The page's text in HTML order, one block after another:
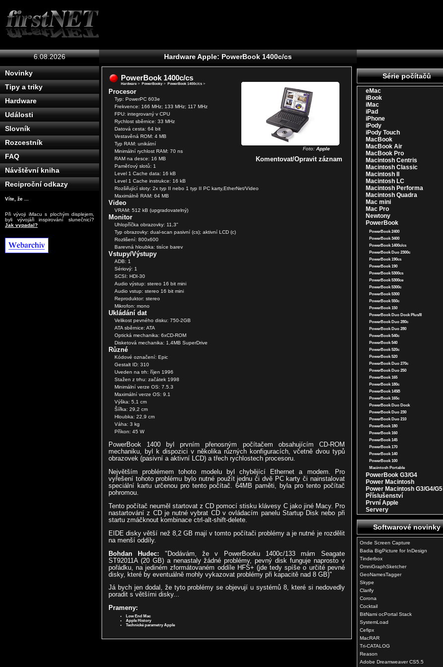
6.08.2026
Novinky
Tipy a triky
Hardware
Události
Slovník
Rozcestník
FAQ
Návštěvní kniha
Reciproční odkazy
Víte, že ...
Při vývoji iMacu s plochým displejem,
byli vývojáři inspirování slunečnicí?
Jak vypadal?
Hardware Apple: PowerBook 1400c/cs
PowerBook 1400c/cs
Hardware> PowerBooky> PowerBook 1400c/cs>
Foto: Apple
Komentovat/Opravit záznam
Procesor
Typ: PowerPC 603e
Frekvence: 166 MHz; 133 MHz; 117 MHz
FPU: integrovaný v CPU
Rychlost sběrnice: 33 MHz
Datová cesta: 64 bit
Vestavěná ROM: 4 MB
Typ RAM: unikátní
Minimální rychlost RAM: 70 ns
RAM na desce: 16 MB
Paměťový slotů: 1
Level 1 Cache data: 16 kB
Level 1 Cache instrukce: 16 kB
Rozšiřující sloty: 2x typ II nebo 1 typ II PC karty,EtherNet/Video
Maximálně RAM: 64 MB
Video
VRAM: 512 kB (upgradovatelný)
Monitor
Uhlopříčka obrazovky: 11,3"
Typ obrazovky: dual-scan pasivní (cs); aktivní LCD (c)
Rozlišení: 800x600
Barevná hloubka: tisíce barev
Vstupy/Výstupy
ADB: 1
Sériový: 1
SCSI: HDI-30
Audio výstup: stereo 16 bit mini
Audio vstup: stereo 16 bit mini
Reproduktor: stereo
Mikrofon: mono
Ukládání dat
Velikost pevného disku: 750-2GB
ATA sběrnice: ATA
Optická mechanika: 6xCD-ROM
Disketová mechanika: 1,4MB SuperDrive
Různé
Kódové označení: Epic
Gestalt ID: 310
Uveden na trh: říjen 1996
Stažen z trhu: začátek 1998
Minimální verze OS: 7.5.3
Maximální verze OS: 9.1
Výška: 5,1 cm
Šířka: 29,2 cm
Hloubka: 22,9 cm
Váha: 3 kg
Příkon: 45 W
PowerBook 1400 byl prvním přenosným počítačem obsahujícím CD-ROM
mechaniku, byl k dispozici v několika různých konfiguracích, včetně dvou typů
obrazovek (pasivní a aktivní LCD) a třech rychlostech procesoru.
Největším problémem tohoto modelu byl chybějící Ethernet a modem. Pro
vyřešení tohoto problému bylo nutné použít jednu či dvě PC karty či nainstalovat
speciální kartu určenou pro tento počítač. 64MB paměti, byla pro tento počítač
pohromou.
Tento počítač neuměl startovat z CD pomocí stisku klávesy C jako jiné Macy. Pro
nastartování z CD je nutné vybrat CD v ovládacím panelu Startup Disk nebo při
startu zmáčknout kombinace ctrl-alt-shift-delete.
EIDE disky větší než 8,2 GB mají v tomto počítači problémy a je nutné je rozdělit
na menší oddíly.
Bohdan Hudec: "Dodávám, že v PowerBooku 1400c/133 mám Seagate
ST92011A (20 GB) a nenastaly žádné problémy, pevný disk funguje naprosto v
pořádku, na jediném zformátovaném oddíle HFS+ (jde tedy spíše o určité pevné
disky, které by eventuálně mohly vykazovat problémy při kapacitě nad 8 GB)"
Já bych jen dodal, že tyto problémy se objevují u systémů 8, které si nedovedly
poradit s většími disky...
Prameny:
Low End Mac
Apple History
Technické parametry Apple
Série počítačů
eMac
iBook
iMac
iPad
iPhone
iPody
iPody Touch
MacBook
MacBook Air
MacBook Pro
Macintosh Centris
Macintosh Classic
Macintosh II
Macintosh LC
Macintosh Performa
Macintosh Quadra
Mac mini
Mac Pro
Newtony
PowerBook
PowerBook 2400
PowerBook 3400
PowerBook 1400c/cs
PowerBook Duo 2300c
PowerBook 190cs
PowerBook 190
PowerBook 5300cs
PowerBook 5300ce
PowerBook 5300c
PowerBook 5300
PowerBook 550c
PowerBook 150
PowerBook Duo Dock Plus/II
PowerBook Duo 280c
PowerBook Duo 280
PowerBook 540c
PowerBook 540
PowerBook 520c
PowerBook 520
PowerBook Duo 270c
PowerBook Duo 250
PowerBook 165
PowerBook 180c
PowerBook 145B
PowerBook 165c
PowerBook Duo Dock
PowerBook Duo 230
PowerBook Duo 210
PowerBook 180
PowerBook 160
PowerBook 145
PowerBook 170
PowerBook 140
PowerBook 100
Macintosh Portable
PowerBook G3/G4
Power Macintosh
Power Macintosh G3/G4/G5
Příslušenství
První Apple
Servery
Softwarové novinky
Onde Screen Capture
Badia BigPicture for InDesign
Tinderbox
OmniGraphSketcher
GeoNamesTagger
Skype
Clarify
Corona
Cocktail
BitNami ocPortal Stack
SystemLoad
Cefipx
MacRAR
Tri-CATALOG
Reason
Adobe Dreamweaver CS5.5